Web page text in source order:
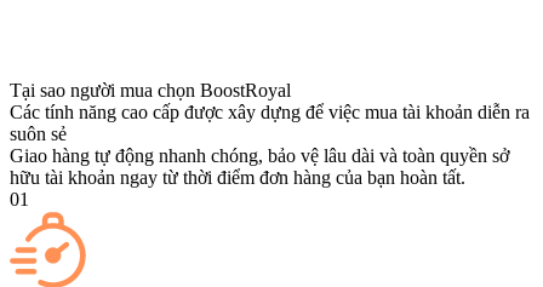
Tại sao người mua chọn BoostRoyal
Các tính năng cao cấp được xây dựng để việc mua tài khoản diễn ra
suôn sẻ
Giao hàng tự động nhanh chóng, bảo vệ lâu dài và toàn quyền sở
hữu tài khoản ngay từ thời điểm đơn hàng của bạn hoàn tất.
01